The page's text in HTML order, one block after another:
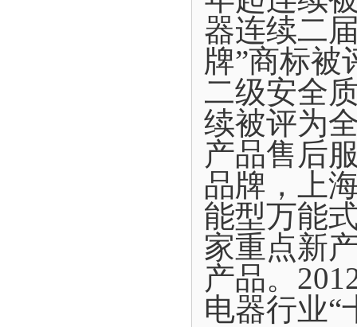
器连续二
牌”商标被
二级安全
续被评为
产品售后
品牌，上
能型万能
家重点新
产品。
电器行业“